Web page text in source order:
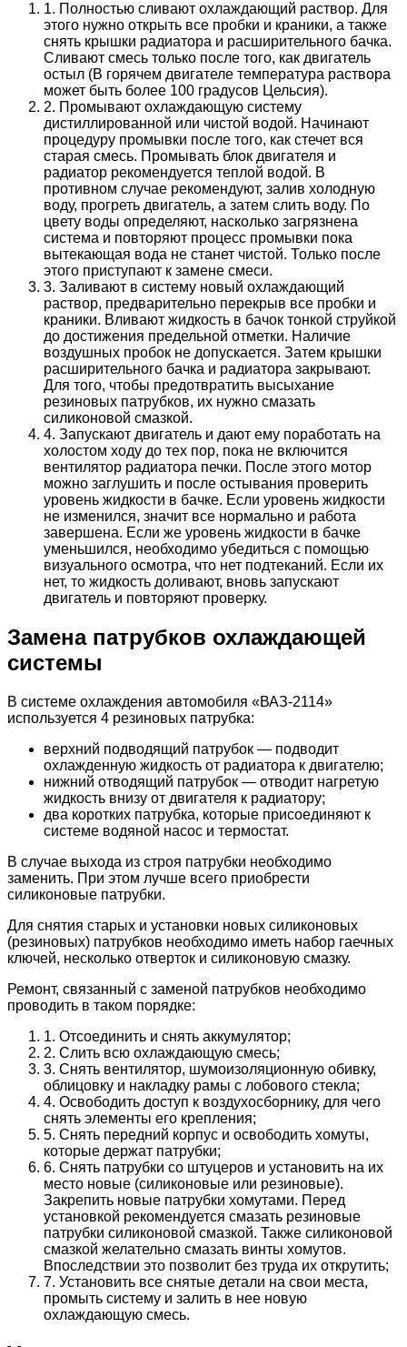
1. Полностью сливают охлаждающий раствор. Для
этого нужно открыть все пробки и краники, а также
снять крышки радиатора и расширительного бачка.
Сливают смесь только после того, как двигатель
остыл (В горячем двигателе температура раствора
может быть более 100 градусов Цельсия).
2. Промывают охлаждающую систему
дистиллированной или чистой водой. Начинают
процедуру промывки после того, как стечет вся
старая смесь. Промывать блок двигателя и
радиатор рекомендуется теплой водой. В
противном случае рекомендуют, залив холодную
воду, прогреть двигатель, а затем слить воду. По
цвету воды определяют, насколько загрязнена
система и повторяют процесс промывки пока
вытекающая вода не станет чистой. Только после
этого приступают к замене смеси.
3. Заливают в систему новый охлаждающий
раствор, предварительно перекрыв все пробки и
краники. Вливают жидкость в бачок тонкой струйкой
до достижения предельной отметки. Наличие
воздушных пробок не допускается. Затем крышки
расширительного бачка и радиатора закрывают.
Для того, чтобы предотвратить высыхание
резиновых патрубков, их нужно смазать
силиконовой смазкой.
4. Запускают двигатель и дают ему поработать на
холостом ходу до тех пор, пока не включится
вентилятор радиатора печки. После этого мотор
можно заглушить и после остывания проверить
уровень жидкости в бачке. Если уровень жидкости
не изменился, значит все нормально и работа
завершена. Если же уровень жидкости в бачке
уменьшился, необходимо убедиться с помощью
визуального осмотра, что нет подтеканий. Если их
нет, то жидкость доливают, вновь запускают
двигатель и повторяют проверку.
Замена патрубков охлаждающей
системы
В системе охлаждения автомобиля «ВАЗ-2114»
используется 4 резиновых патрубка:
верхний подводящий патрубок — подводит
охлажденную жидкость от радиатора к двигателю;
нижний отводящий патрубок — отводит нагретую
жидкость внизу от двигателя к радиатору;
два коротких патрубка, которые присоединяют к
системе водяной насос и термостат.
В случае выхода из строя патрубки необходимо
заменить. При этом лучше всего приобрести
силиконовые патрубки.
Для снятия старых и установки новых силиконовых
(резиновых) патрубков необходимо иметь набор гаечных
ключей, несколько отверток и силиконовую смазку.
Ремонт, связанный с заменой патрубков необходимо
проводить в таком порядке:
1. Отсоединить и снять аккумулятор;
2. Слить всю охлаждающую смесь;
3. Снять вентилятор, шумоизоляционную обивку,
облицовку и накладку рамы с лобового стекла;
4. Освободить доступ к воздухосборнику, для чего
снять элементы его крепления;
5. Снять передний корпус и освободить хомуты,
которые держат патрубки;
6. Снять патрубки со штуцеров и установить на их
место новые (силиконовые или резиновые).
Закрепить новые патрубки хомутами. Перед
установкой рекомендуется смазать резиновые
патрубки силиконовой смазкой. Также силиконовой
смазкой желательно смазать винты хомутов.
Впоследствии это позволит без труда их открутить;
7. Установить все снятые детали на свои места,
промыть систему и залить в нее новую
охлаждающую смесь.